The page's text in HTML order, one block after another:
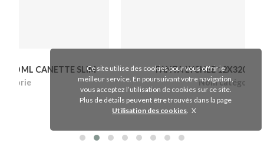
FANTA LYCHEE 12X320ML CANETTE
Nom catégorie
Voir le produit
Ce site utilise des cookies pour vous offrir le
meilleur service. En poursuivant votre navigation,
vous acceptez l’utilisation de cookies sur ce site.
Plus de détails peuvent être trouvés dans la page
Utilisation des cookies.